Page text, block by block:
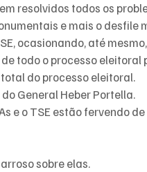
resolvidos todos os
e mais o desfile
ocasionando, até
todo o processo eleitoral
do processo eleitoral.
General Heber Portella.
e o TSE estão fervendo
sobre elas.